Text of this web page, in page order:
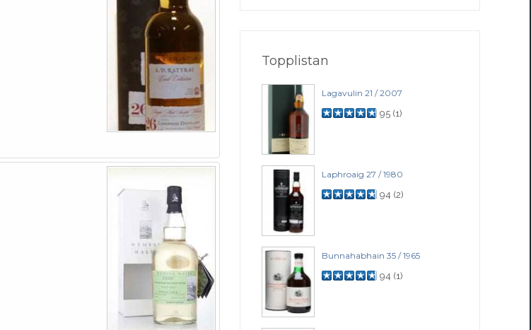
Topplistan
Lagavulin 21 / 2007
95 (1)
Laphroaig 27 / 1980
94 (2)
Bunnahabhain 35 / 1965
94 (1)